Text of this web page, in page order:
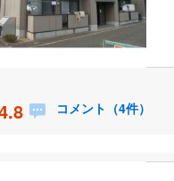
コメント（4件）